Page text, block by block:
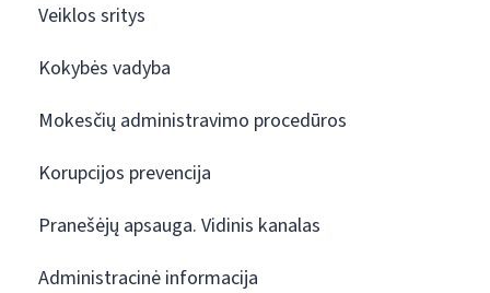
Veiklos sritys
Kokybės vadyba
Mokesčių administravimo procedūros
Korupcijos prevencija
Pranešėjų apsauga. Vidinis kanalas
Administracinė informacija